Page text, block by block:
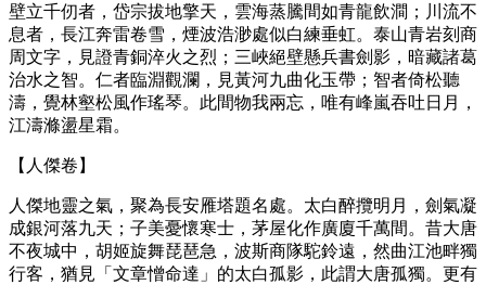
壁立千仞者，岱宗拔地擎天，雲海蒸騰間如青龍飲澗；川流不
息者，長江奔雷卷雪，煙波浩渺處似白練垂虹。泰山青岩刻商
周文字，見證青銅淬火之烈；三峽絕壁懸兵書劍影，暗藏諸葛
治水之智。仁者臨淵觀瀾，見黃河九曲化玉帶；智者倚松聽
濤，覺林壑松風作瑤琴。此間物我兩忘，唯有峰嵐吞吐日月，
江濤滌盪星霜。
【人傑卷】
人傑地靈之氣，聚為長安雁塔題名處。太白醉攬明月，劍氣凝
成銀河落九天；子美憂懷寒士，茅屋化作廣廈千萬間。昔大唐
不夜城中，胡姬旋舞琵琶急，波斯商隊駝鈴遠，然曲江池畔獨
行客，猶見「文章憎命達」的太白孤影，此謂大唐孤獨。更有